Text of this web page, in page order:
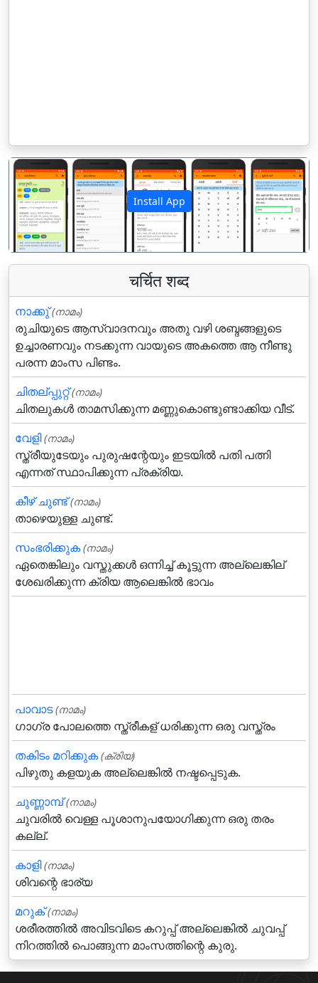
Install App
पिछला अगला
चर्चित शब्द
നാക്കു്‌ (നാമം)
രുചിയുടെ ആസ്വാദനവും അതു വഴി ശബ്ദങ്ങളുടെ
ഉച്ചാരണവും നടക്കുന്ന വായുടെ അകത്തെ ആ നീണ്ടു
പരന്ന മാംസ പിണ്ടം.
ചിതല്പ്പുറ്റ് (നാമം)
ചിതലുകള്‍ താമസിക്കുന്ന മണ്ണുകൊണ്ടുണ്ടാക്കിയ വീട്.
വേളി (നാമം)
സ്ത്രീയുടേയും പുരുഷന്റേയും ഇടയില്‍ പതി പത്നി
എന്നത് സ്ഥാപിക്കുന്ന പ്രക്രിയ.
കീഴ് ചുണ്ട് (നാമം)
താഴെയുള്ള ചുണ്ട്.
സംഭരിക്കുക (നാമം)
ഏതെങ്കിലും വസ്തുക്കള്‍ ഒന്നിച്ച് കൂട്ടുന്ന അല്ലെങ്കില്
ശേഖരിക്കുന്ന ക്രിയ ആലെങ്കില്‍ ഭാവം
പാവാട (നാമം)
ഗാഗ്ര പോലത്തെ സ്ത്രീകള് ധരിക്കുന്ന ഒരു വസ്ത്രം
തകിടം മറിക്കുക (ക്രിയ)
പിഴുതു കളയുക അല്ലെങ്കില്‍ നഷ്ടപ്പെടുക.
ചുണ്ണാമ്പ് (നാമം)
ചുവരില്‍ വെള്ള പൂശാനുപയോഗിക്കുന്ന ഒരു തരം
കല്ല്.
കാളി (നാമം)
ശിവന്റെ ഭാര്യ
മറുക്‌ (നാമം)
ശരീരത്തില്‍ അവിടവിടെ കറുപ്പ്‌ അല്ലെങ്കില്‍ ചുവപ്പ്‌
നിറത്തില്‍ പൊങ്ങുന്ന മാംസത്തിന്റെ കുരു.